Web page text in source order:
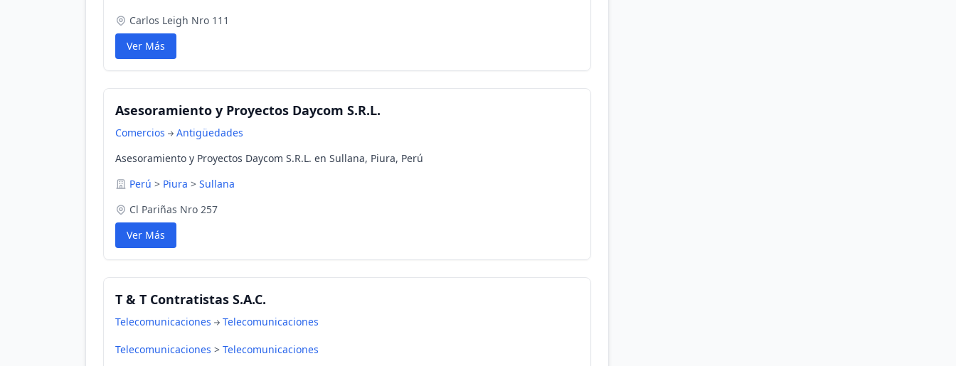
Carlos Leigh Nro 111
Ver Más
Asesoramiento y Proyectos Daycom S.R.L.
Comercios
Antigüedades
Asesoramiento y Proyectos Daycom S.R.L. en Sullana, Piura, Perú
Perú > Piura > Sullana
Cl Pariñas Nro 257
Ver Más
T & T Contratistas S.A.C.
Telecomunicaciones Telecomunicaciones
Telecomunicaciones > Telecomunicaciones